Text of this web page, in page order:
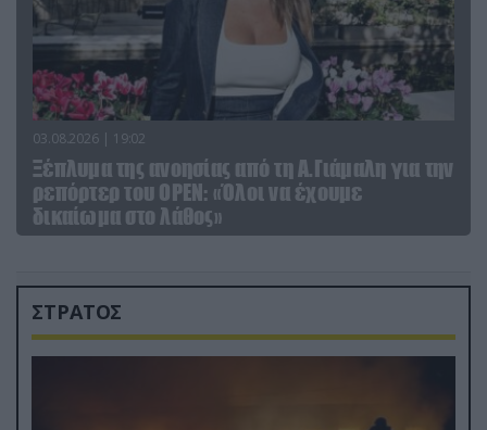
03.08.2026 | 19:02
Ξέπλυμα της ανοησίας από τη Α.Γιάμαλη για την
ρεπόρτερ του ΟΡΕΝ: «Όλοι να έχουμε
δικαίωμα στο λάθος»
ΣΤΡΑΤΟΣ